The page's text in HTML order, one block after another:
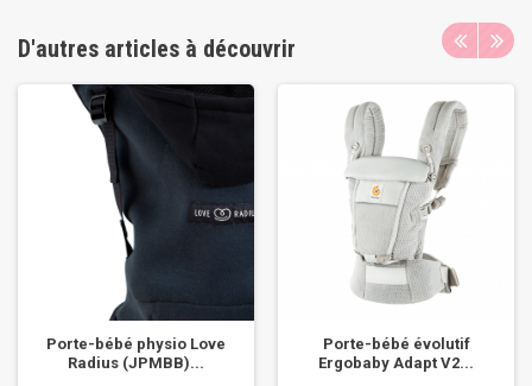
D'autres articles à découvrir
Porte-bébé physio Love
Radius (JPMBB)...
Porte-bébé évolutif
Ergobaby Adapt V2...